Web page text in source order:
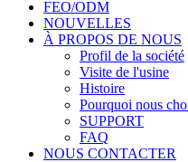
FEO/ODM
NOUVELLES
À PROPOS DE NOUS
Profil de la société
Visite de l'usine
Histoire
Pourquoi nous
SUPPORT
FAQ
NOUS CONTACTER